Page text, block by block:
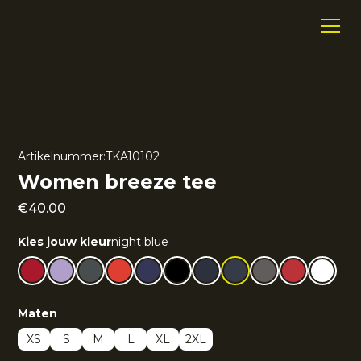
Artikelnummer:TKA10102
Women breeze tee
€40.00
Kies jouw kleurnight blue
Maten
XS
S M L XL 2XL